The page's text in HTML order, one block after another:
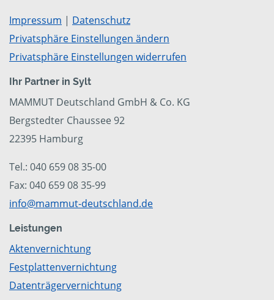
Impressum | Datenschutz
Privatsphäre Einstellungen ändern
Privatsphäre Einstellungen widerrufen
Ihr Partner in Sylt
MAMMUT Deutschland GmbH & Co. KG
Bergstedter Chaussee 92
22395 Hamburg
Tel.: 040 659 08 35-00
Fax: 040 659 08 35-99
info@mammut-deutschland.de
Leistungen
Aktenvernichtung
Festplattenvernichtung
Datenträgervernichtung